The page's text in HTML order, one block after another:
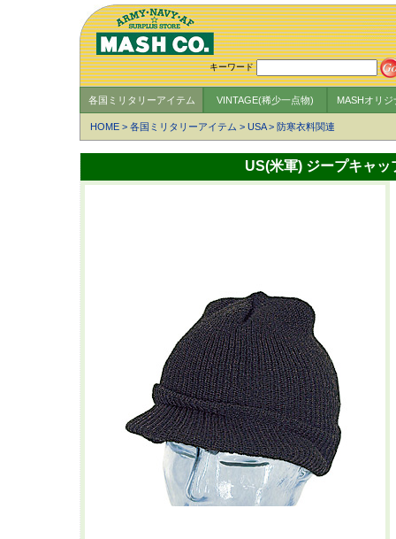
キーワード
各国ミリタリーアイテム VINTAGE(稀少一点物) MASHオリ
HOME > 各国ミリタリーアイテム > USA> 防寒衣料関連
US(米軍) ジープキャ